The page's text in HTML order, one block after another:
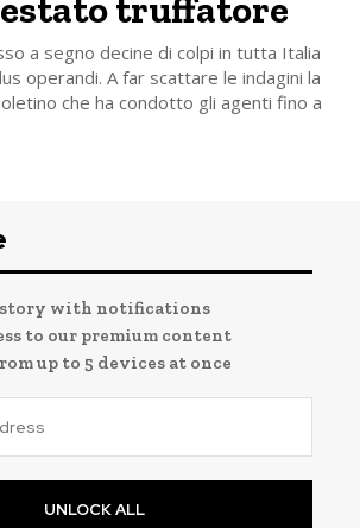
truffatore
a segno decine di colpi in tutta Italia
operandi. A far scattare le indagini la
che ha condotto gli agenti fino a
story with notifications
to our premium content
up to 5 devices at once
UNLOCK ALL